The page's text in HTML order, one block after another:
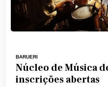
BARUERI
Núcleo de Música
inscrições abertas